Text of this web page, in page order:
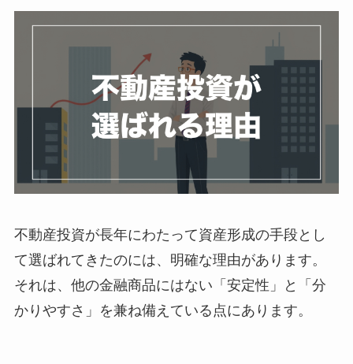
不動産投資が長年にわたって資産形成の手段とし
て選ばれてきたのには、明確な理由があります。
それは、他の金融商品にはない「安定性」と「分
かりやすさ」を兼ね備えている点にあります。